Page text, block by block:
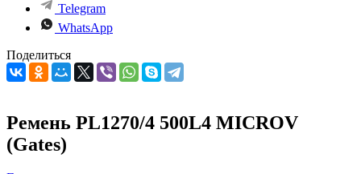
Telegram
WhatsApp
Поделиться
Ремень PL1270/4 500L4 MICROV
(Gates)